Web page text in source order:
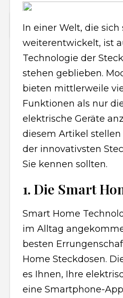
In einer Welt, die sich
weiterentwickelt, ist
Technologie der
stehen geblieben.
bieten mittlerweile
Funktionen als nur
elektrische Geräte
diesem Artikel
der innovativsten
Sie kennen sollten.
1. Die Smart
Smart Home
im Alltag
besten
Home Steckdosen.
es Ihnen, Ihre
eine Smartphone-